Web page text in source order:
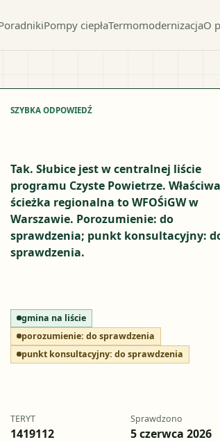
Pompy ciepłaTermomodernizacjaO
SZYBKA ODPOWIEDŹ
Tak. Słubice jest w centralnej liście
programu Czyste Powietrze. Właściwa
ścieżka regionalna to WFOŚiGW w
Warszawie. Porozumienie: do
sprawdzenia; punkt konsultacyjny:
sprawdzenia.
gmina na liście
porozumienie: do sprawdzenia
punkt konsultacyjny: do sprawdzenia
TERYT
1419112
Sprawdzono
5 czerwca 2026